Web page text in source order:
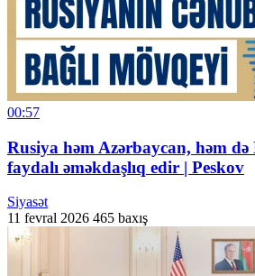
00:57
Rusiya həm Azərbaycan, həm
faydalı əməkdaşlıq edir | Peskov
Siyasət
11 fevral 2026 465 baxış